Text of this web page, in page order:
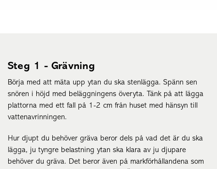
Steg 1 - Grävning
Börja med att mäta upp ytan du ska stenlägga. Spänn sen
snören i höjd med beläggningens överyta. Tänk på att lägga
plattorna med ett fall på 1-2 cm från huset med hänsyn till
vattenavrinningen.
Hur djupt du behöver gräva beror dels på vad det är du ska
lägga, ju tyngre belastning ytan ska klara av ju djupare
behöver du gräva. Det beror även på markförhållandena som